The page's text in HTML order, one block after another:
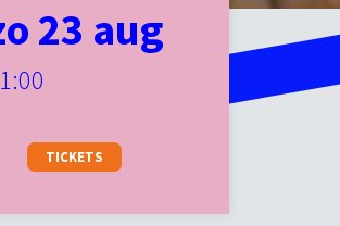
23 aug
TICKETS